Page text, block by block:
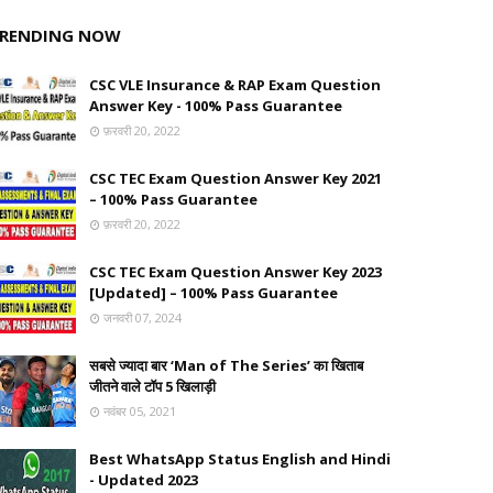
NOW
CSC VLE Insurance & RAP Exam Question
Answer Key - 100% Pass Guarantee
फ़रवरी 20, 2022
CSC TEC Exam Question Answer Key 2021
– 100% Pass Guarantee
फ़रवरी 20, 2022
CSC TEC Exam Question Answer Key 2023
[Updated] – 100% Pass Guarantee
जनवरी 07, 2024
सबसे ज्यादा बार ‘Man of The Series’ का खिताब
जीतने वाले टॉप 5 खिलाड़ी
नवंबर 05, 2021
Best WhatsApp Status English and Hindi
- Updated 2023